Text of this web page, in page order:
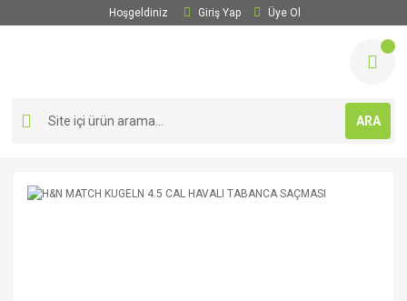
Hoşgeldiniz Giriş Yap Üye Ol
ARA